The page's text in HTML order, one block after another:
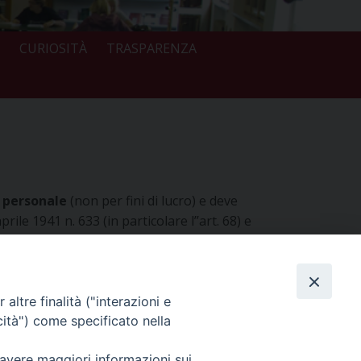
CURIOSITÀ
TRASPARENZA
(non per fini di lucro) e deve
1941 n. 633 (in particolare l’’art. 68) e
e stato di conservazione)
di eventuali trasgressioni.
altre finalità ("interazioni e
come specificato nella